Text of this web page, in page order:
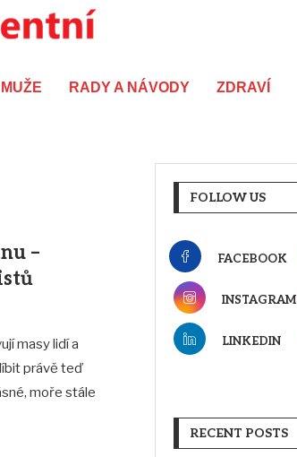
RADY A NÁVODY ZDRAVÍ
–
masy lidí a
právě teď
moře stále
FOLLOW US
FACEBOOK
INSTAGRAM
LINKEDIN
RECENT POSTS